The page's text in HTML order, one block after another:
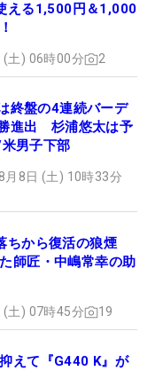
える1,500円＆1,000
土) 06時00分 2
終盤の4連続バーデ
進出 杉浦悠太は予
男子下部
月8日 (土) 10時33分
ちから復活の狼煙
師匠・中嶋常幸の助
土) 07時45分 19
えて『G440 K』が